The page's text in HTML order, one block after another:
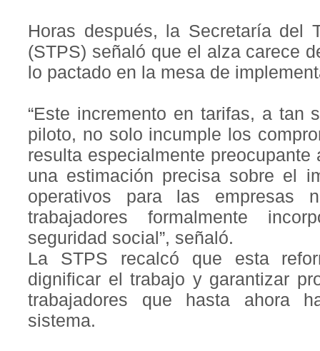
Horas después, la Secretaría del
(STPS) señaló que el alza carece
lo pactado en la mesa de
“Este incremento en tarifas, a tan
piloto, no solo incumple los
resulta especialmente
una estimación precisa sobre el
operativos para las empresas
trabajadores formalmente
seguridad social”, señaló.
La STPS recalcó que esta
dignificar el trabajo y garantizar
trabajadores que hasta ahora
sistema.